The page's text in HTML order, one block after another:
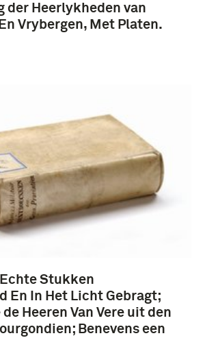
der Heerlykheden van
Vrybergen, Met Platen.
Echte Stukken
En In Het Licht Gebragt;
Heeren Van Vere uit den
Benevens een